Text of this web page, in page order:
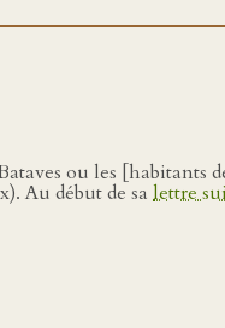
ou les [habitants
Au début de sa lettre